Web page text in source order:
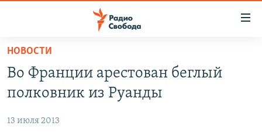
упрощенного
доступа
основному
ПОДКАСТЫ
ЦИТАТЫ СВОБОДЫ
НОВОСТИ
Во Франции арестован беглый
полковник из Руанды
13 июля 2013